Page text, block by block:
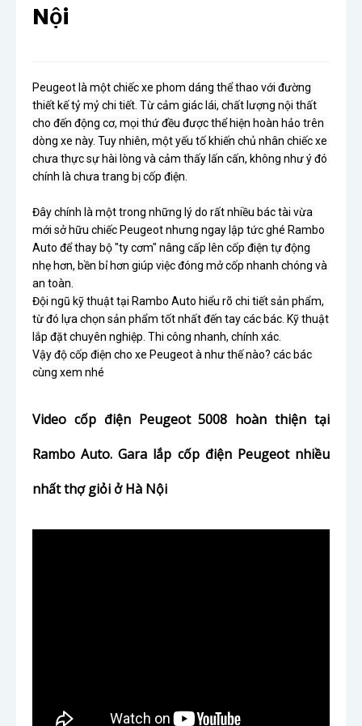
Nội
Peugeot là một chiếc xe phom dáng thể thao với đường
thiết kế tỷ mỷ chi tiết. Từ cảm giác lái, chất lượng nội thất
cho đến động cơ, mọi thứ đều được thể hiện hoàn hảo trên
dòng xe này. Tuy nhiên, một yếu tố khiến chủ nhân chiếc xe
chưa thực sự hài lòng và cảm thấy lấn cấn, không như ý đó
chính là chưa trang bị cốp điện.
Đây chính là một trong những lý do rất nhiều bác tài vừa
mới sở hữu chiếc Peugeot nhưng ngay lập tức ghé Rambo
Auto để thay bộ "ty cơm" nâng cấp lên cốp điện tự động
nhẹ hơn, bền bỉ hơn giúp việc đóng mở cốp nhanh chóng và
an toàn.
Đội ngũ kỹ thuật tại Rambo Auto hiểu rõ chi tiết sản phẩm,
từ đó lựa chọn sản phẩm tốt nhất đến tay các bác. Kỹ thuật
lắp đặt chuyên nghiệp. Thi công nhanh, chính xác.
Vậy độ cốp điện cho xe Peugeot à như thế nào? các bác
Video cốp điện Peugeot 5008 hoàn thiện tại
Rambo Auto. Gara lắp cốp điện Peugeot nhiều
nhất thợ giỏi ở Hà Nội